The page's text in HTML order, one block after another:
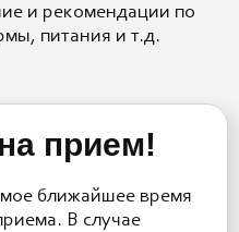
и рекомендации по
питания и т.д.
прием!
ближайшее время
В случае